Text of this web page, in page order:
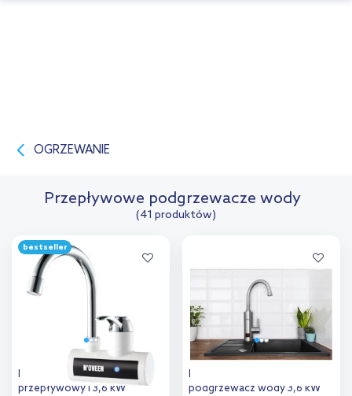
OGRZEWANIE
Przepływowe podgrzewacze wody
(41 produktów)
bestseller
Noveen podgrzewacz
przepływowy l 3,6 kW
Noveen przepływowy
podgrzewacz wody 3,6 kW